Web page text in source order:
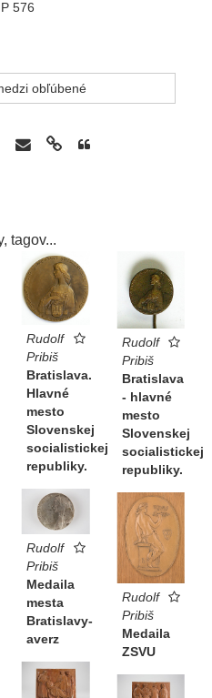
P 576
obľúbené
tagov...
Rudolf
Pribiš
Bratislava.
Hlavné
mesto
Slovenskej
socialistickej
republiky.
Rudolf
Pribiš
Bratislava
- hlavné
mesto
Slovenskej
socialistickej
republiky.
Rudolf
Pribiš
Medaila
mesta
Bratislavy-
averz
Rudolf
Pribiš
Medaila
ZSVU